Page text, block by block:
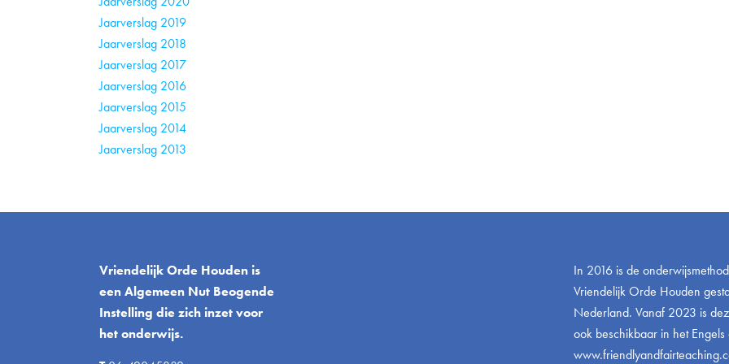
Jaarverslag 2019
Jaarverslag 2018
Jaarverslag 2017
Jaarverslag 2016
Jaarverslag 2015
Jaarverslag 2014
Jaarverslag 2013
Vriendelijk Orde Houden is
een Algemeen Nut Beogende
Instelling die zich inzet voor
het onderwijs.
In 2016 is de
Vriendelijk Orde Houden
Nederland. Vanaf 2023 is
ook beschikbaar in het Engels